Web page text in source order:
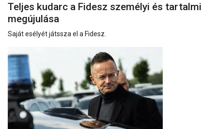
Teljes kudarc a Fidesz személyi és tartalmi
megújulása
Saját esélyét játssza el a Fidesz.